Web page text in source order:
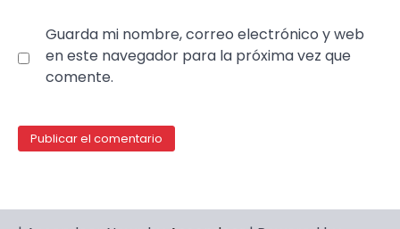
Guarda mi nombre, correo electrónico y web
en este navegador para la próxima vez que
comente.